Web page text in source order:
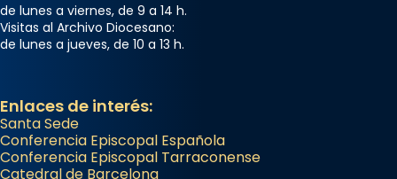
de lunes a viernes, de 9 a 14 h.
Visitas al Archivo Diocesano:
de lunes a jueves, de 10 a 13 h.
Enlaces de interés:
Santa Sede
Conferencia Episcopal Española
Conferencia Episcopal Tarraconense
Catedral de Barcelona